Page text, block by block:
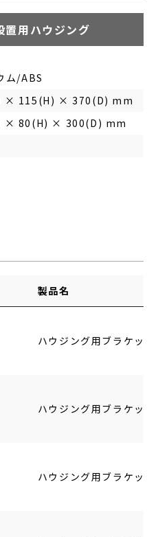
置用ハウジング
ム/ABS
× 115(H) × 370(D) mm
× 80(H) × 300(D) mm
製品名
ハウジング用ブラケッ
ハウジング用ブラケット
ハウジング用ブラケッ